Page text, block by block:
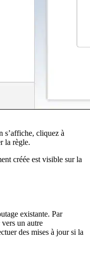
s’affiche, cliquez à
la règle.
créée est visible sur la
existante. Par
un autre
des mises à jour si la